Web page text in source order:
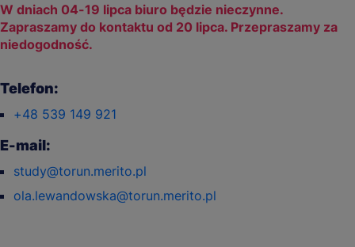
W dniach 04-19 lipca biuro będzie nieczynne.
Zapraszamy do kontaktu od 20 lipca. Przepraszamy za
niedogodność.
Telefon:
+48 539 149 921
E-mail:
study@torun.merito.pl
ola.lewandowska@torun.merito.pl